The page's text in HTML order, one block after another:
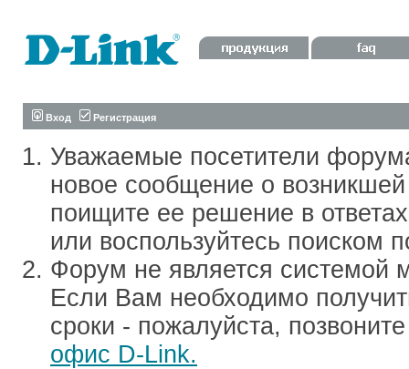
Вход Регистрация
Уважаемые посетители
новое сообщение о
поищите ее решение в
или воспользуйтесь поиском
Форум не является системой
Если Вам необходимо
сроки - пожалуйста,
офис D-Link.